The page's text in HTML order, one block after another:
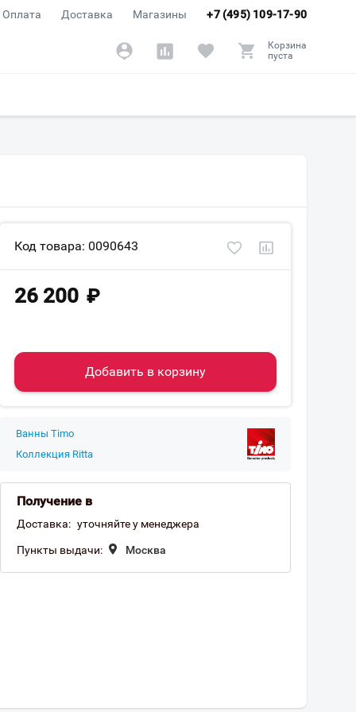
+7 (495) 109-17-90
Оплата Доставка Магазины
Корзина
пуста
Код товара: 0090643
26 200 ₽
Добавить в корзину
Ванны Timo
Коллекция Ritta
Получение в
Доставка: уточняйте у менеджера
Пункты выдачи: Москва